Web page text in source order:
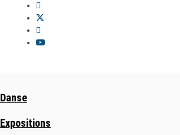
Danse
Expositions